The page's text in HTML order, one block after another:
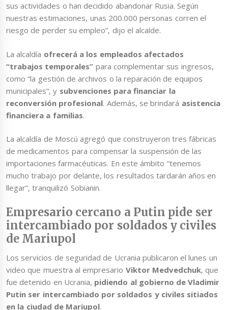
sus actividades o han decidido abandonar Rusia. Según
nuestras estimaciones, unas 200.000 personas corren el
riesgo de perder su empleo”, dijo el alcalde.
La alcaldía ofrecerá a los empleados afectados
“trabajos temporales” para complementar sus ingresos,
como “la gestión de archivos o la reparación de equipos
municipales”, y subvenciones para financiar la
reconversión profesional. Además, se brindará asistencia
financiera a familias.
La alcaldía de Moscú agregó que construyeron tres fábricas
de medicamentos para compensar la suspensión de las
importaciones farmacéuticas. En este ámbito “tenemos
mucho trabajo por delante, los resultados tardarán años en
llegar”, tranquilizó Sobianin.
Empresario cercano a Putin pide ser
intercambiado por soldados y civiles
de Mariupol
Los servicios de seguridad de Ucrania publicaron el lunes un
video que muestra al empresario Viktor Medvedchuk, que
fue detenido en Ucrania, pidiendo al gobierno de Vladimir
Putin ser intercambiado por soldados y civiles sitiados
en la ciudad de Mariupol.